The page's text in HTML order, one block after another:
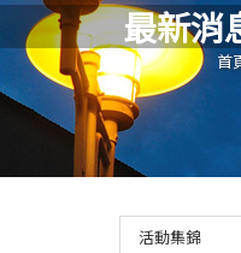
院長簡介
Open submenu (主
主任簡介
師資
最新消
首